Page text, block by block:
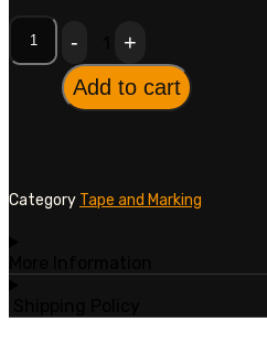
-
+
Add to cart
Category Tape and Marking